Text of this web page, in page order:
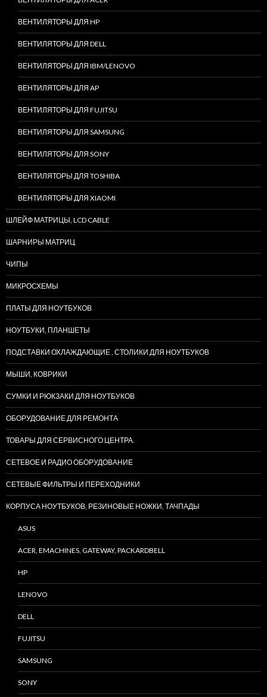
ВЕНТИЛЯТОРЫ ДЛЯ HP
ВЕНТИЛЯТОРЫ ДЛЯ DELL
ВЕНТИЛЯТОРЫ ДЛЯ IBM/LENOVO
ВЕНТИЛЯТОРЫ ДЛЯ AP
ВЕНТИЛЯТОРЫ ДЛЯ FUJITSU
ВЕНТИЛЯТОРЫ ДЛЯ SAMSUNG
ВЕНТИЛЯТОРЫ ДЛЯ SONY
ВЕНТИЛЯТОРЫ ДЛЯ TOSHIBA
ВЕНТИЛЯТОРЫ ДЛЯ XIAOMI
ШЛЕЙФ МАТРИЦЫ, LCD CABLE
ШАРНИРЫ МАТРИЦ
ЧИПЫ
МИКРОСХЕМЫ
ПЛАТЫ ДЛЯ НОУТБУКОВ
НОУТБУКИ, ПЛАНШЕТЫ
ПОДСТАВКИ ОХЛАЖДАЮЩИЕ , СТОЛИКИ ДЛЯ НОУТБУКОВ
МЫШИ, КОВРИКИ
СУМКИ И РЮКЗАКИ ДЛЯ НОУТБУКОВ
ОБОРУДОВАНИЕ ДЛЯ РЕМОНТА
ТОВАРЫ ДЛЯ СЕРВИСНОГО ЦЕНТРА.
СЕТЕВОЕ И РАДИО ОБОРУДОВАНИЕ
СЕТЕВЫЕ ФИЛЬТРЫ И ПЕРЕХОДНИКИ
КОРПУСА НОУТБУКОВ, РЕЗИНОВЫЕ НОЖКИ, ТАЧПАДЫ
ASUS
ACER, EMACHINES, GATEWAY, PACKARDBELL
HP
LENOVO
DELL
FUJITSU
SAMSUNG
SONY